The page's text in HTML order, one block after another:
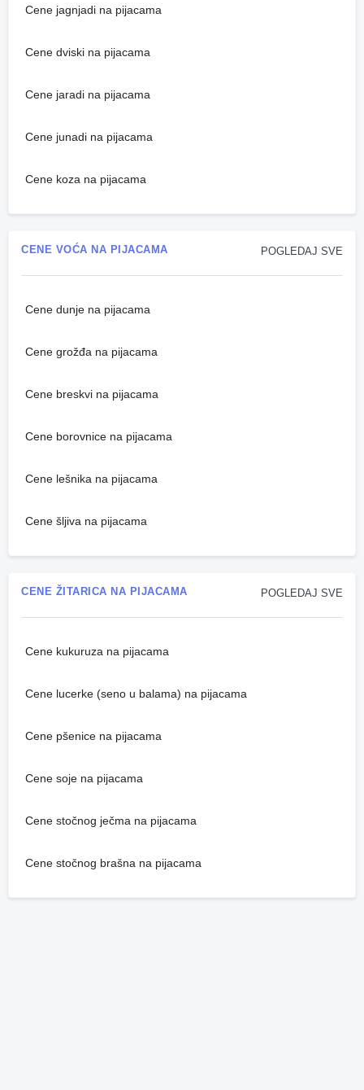
Cene jagnjadi na pijacama
Cene dviski na pijacama
Cene jaradi na pijacama
Cene junadi na pijacama
Cene koza na pijacama
POGLEDAJ SVE
CENE VOĆA NA PIJACAMA
Cene dunje na pijacama
Cene grožđa na pijacama
Cene breskvi na pijacama
Cene borovnice na pijacama
Cene lešnika na pijacama
Cene šljiva na pijacama
POGLEDAJ SVE
CENE ŽITARICA NA PIJACAMA
Cene kukuruza na pijacama
Cene lucerke (seno u balama) na pijacama
Cene pšenice na pijacama
Cene soje na pijacama
Cene stočnog ječma na pijacama
Cene stočnog brašna na pijacama